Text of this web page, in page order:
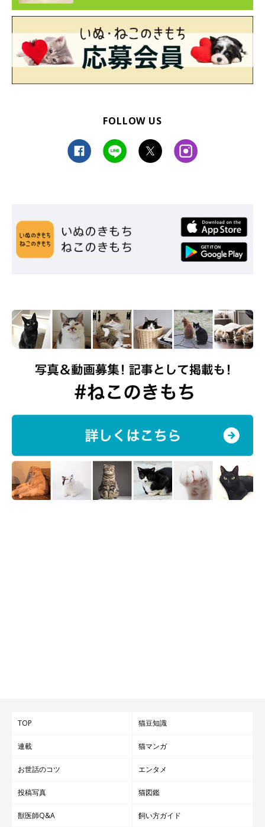
FOLLOW US
TOP 猫豆知識
連載 猫マンガ
お世話のコツ エンタメ
投稿写真 猫図鑑
獣医師Q&A 飼い方ガイド